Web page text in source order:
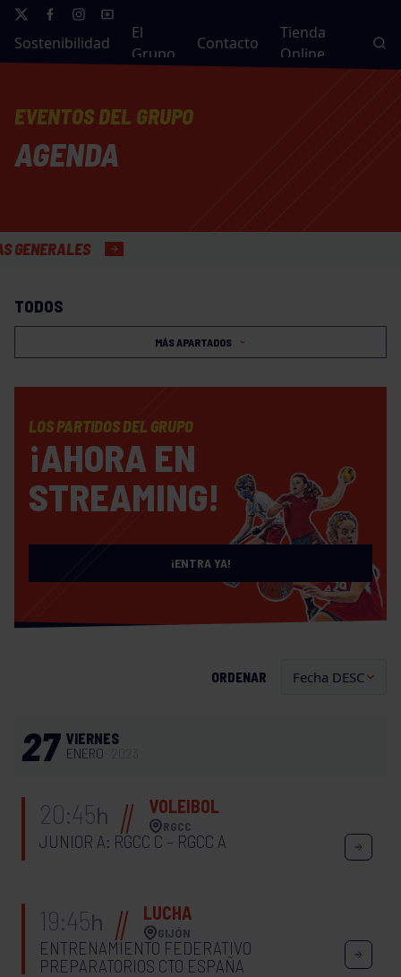
Sostenibilidad
El
Grupo
Contacto
Tienda
Online
EVENTOS DEL GRUPO
AGENDA
TODOS
MÁS APARTADOS
LOS PARTIDOS DEL GRUPO
¡AHORA EN
STREAMING!
¡ENTRA YA!
ORDENAR
27 VIERNES
ENERO
20:45h VOLEIBOL
RGCC
JUNIOR A: RGCC C – RGCC A
19:45h LUCHA
GIJÓN
ENTRENAMIENTO FEDERATIVO
PREPARATORIOS CTO ESPAÑA